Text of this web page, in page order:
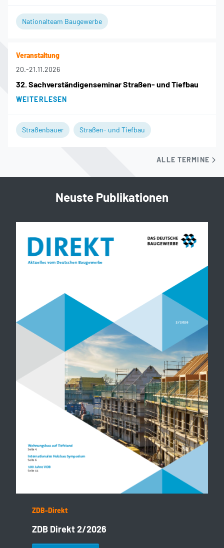
Nationalteam Baugewerbe
Veranstaltung
20.-21.11.2026
32. Sachverständigenseminar Straßen- und Tiefbau
WEITERLESEN
Straßenbauer Straßen- und Tiefbau
ALLE TERMINE
Neuste Publikationen
ZDB-Direkt
ZDB Direkt 2/2026